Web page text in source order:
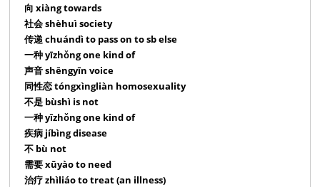
向 xiàng towards
社会 shèhuì society
传递 chuándì to pass on to sb else
一种 yīzhǒng one kind of
声音 shēngyīn voice
同性恋 tóngxìngliàn homosexuality
不是 bùshì is not
一种 yīzhǒng one kind of
疾病 jíbìng disease
不 bù not
需要 xūyào to need
治疗 zhìliáo to treat (an illness)